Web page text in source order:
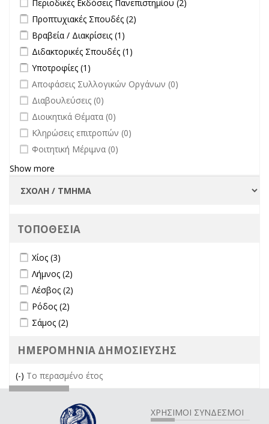
επικαιρότητα filter
Περιοδικές Εκδόσεις Πανεπιστημίου (2)
Apply Προπτυχιακές Σπουδές filter
Προπτυχιακές Σπουδές (2)
Apply Βραβεία / Διακρίσεις filter
Βραβεία / Διακρίσεις (1)
Apply Διδακτορικές Σπουδές filter
Διδακτορικές Σπουδές (1)
Apply Υποτροφίες filter
Υποτροφίες (1)
undefined
Αποφάσεις Συλλογικών Οργάνων (0)
undefined
Διαβουλεύσεις (0)
undefined
Διοικητικά Θέματα (0)
undefined
Κληρώσεις επιτροπών (0)
undefined
Φοιτητική Μέριμνα (0)
Show more
ΤΟΠΟΘΕΣΙΑ
Apply Χίος filter
Χίος (3)
Apply Λήμνος filter
Λήμνος (2)
Apply Λέσβος filter
Λέσβος (2)
Apply Ρόδος filter
Ρόδος (2)
Apply Σάμος filter
Σάμος (2)
ΗΜΕΡΟΜΗΝΙΑ ΔΗΜΟΣΙΕΥΣΗΣ
(-) Remove Το περασμένο έτος filter
Το περασμένο έτος
ΧΡΗΣΙΜΟΙ ΣΥΝΔΕΣΜΟΙ